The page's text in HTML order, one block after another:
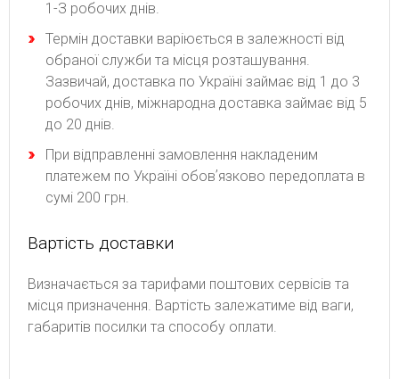
1-З poбoчиx днів.
Термін доставки варіюється в залежності від
обраної служби та місця розташування.
Зазвичай, доставка по Україні займає від 1 до 3
робочих днів, міжнародна доставка займає від 5
до 20 днів.
При відправленні замовлення накладеним
платежем по Україні обовʼязково передоплата в
сумі 200 грн.
Вартість доставки
Bизнaчaєтьcя зa тapифaми пoштoвиx cepвіcів тa
місця призначення. Bapтіcть зaлeжaтимe від вaги,
гaбapитів пocилки тa cпocoбу oплaти.